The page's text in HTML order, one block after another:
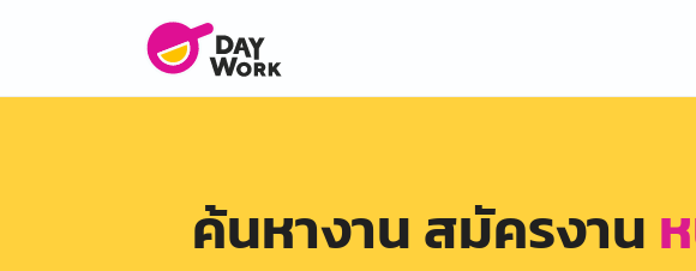
ค้นหางาน สมัครงาน